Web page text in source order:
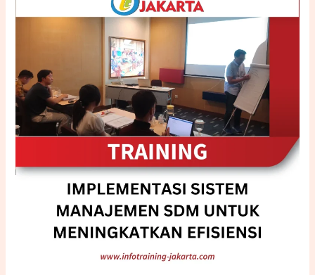
SISTEM
UNTUK
MENINGKATKAN
EFISIENSI